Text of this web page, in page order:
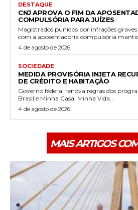
DESTAQUE
CNJ APROVA O FIM DA
COMPULSÓRIA PARA JUÍZES
Magistrados punidos por infrações
com a aposentadoria compulsória
4 de agosto de 2026
SOCIEDADE
MEDIDA PROVISÓRIA INJETA
DE CRÉDITO E HABITAÇÃO
Governo federal renova regras dos
Brasil e Minha Casa, Minha Vida...
4 de agosto de 2026
MAIS ARTIGOS